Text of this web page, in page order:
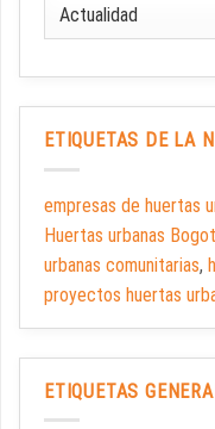
ETIQUETAS DE LA
empresas de huertas
Huertas urbanas
urbanas comunitarias,
proyectos huertas
ETIQUETAS